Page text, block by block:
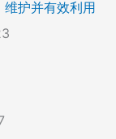
护并有效利用